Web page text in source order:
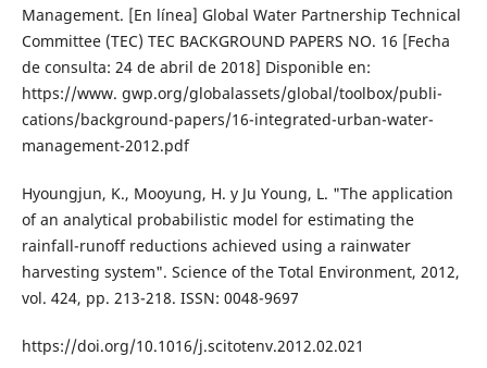
Management. [En línea] Global Water Partnership Technical
Committee (TEC) TEC BACKGROUND PAPERS NO. 16 [Fecha
de consulta: 24 de abril de 2018] Disponible en:
https://www. gwp.org/globalassets/global/toolbox/publi-
cations/background-papers/16-integrated-urban-water-
management-2012.pdf
Hyoungjun, K., Mooyung, H. y Ju Young, L. "The application
of an analytical probabilistic model for estimating the
rainfall-runoff reductions achieved using a rainwater
harvesting system". Science of the Total Environment, 2012,
vol. 424, pp. 213-218. ISSN: 0048-9697
https://doi.org/10.1016/j.scitotenv.2012.02.021